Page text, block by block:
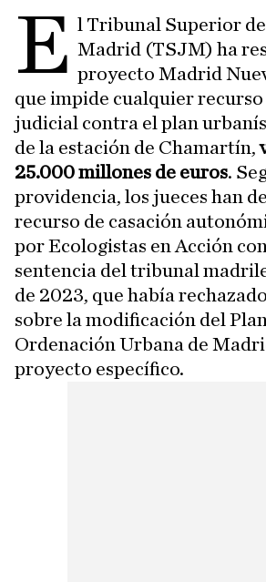
E l Tribunal Superior
Madrid (TSJM) ha
proyecto Madrid
que impide cualquier
judicial contra el plan
de la estación de Chamartín,
25.000 millones de euros.
providencia, los jueces han
recurso de casación
por Ecologistas en Acción
sentencia del tribunal
de 2023, que había
sobre la modificación del
Ordenación Urbana de
proyecto específico.